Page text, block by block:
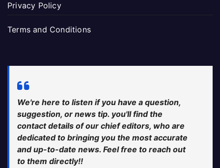
Privacy Policy
Terms and Conditions
We're here to listen if you have a question,
suggestion, or news tip. you'll find the
contact details of our chief editors, who are
dedicated to bringing you the most accurate
and up-to-date news. Feel free to reach out
to them directly!!